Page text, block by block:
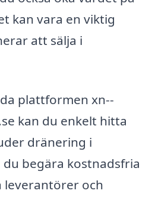
kan vara en viktig
att sälja i
plattformen xn--
kan du enkelt hitta
dränering i
du begära kostnadsfria
och